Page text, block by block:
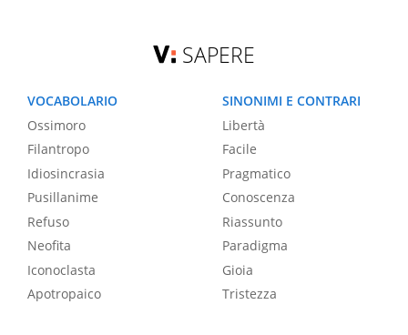
SAPERE
VOCABOLARIO
Ossimoro
Filantropo
Idiosincrasia
Pusillanime
Refuso
Neofita
Iconoclasta
Apotropaico
SINONIMI E CONTRARI
Libertà
Facile
Pragmatico
Conoscenza
Riassunto
Paradigma
Gioia
Tristezza